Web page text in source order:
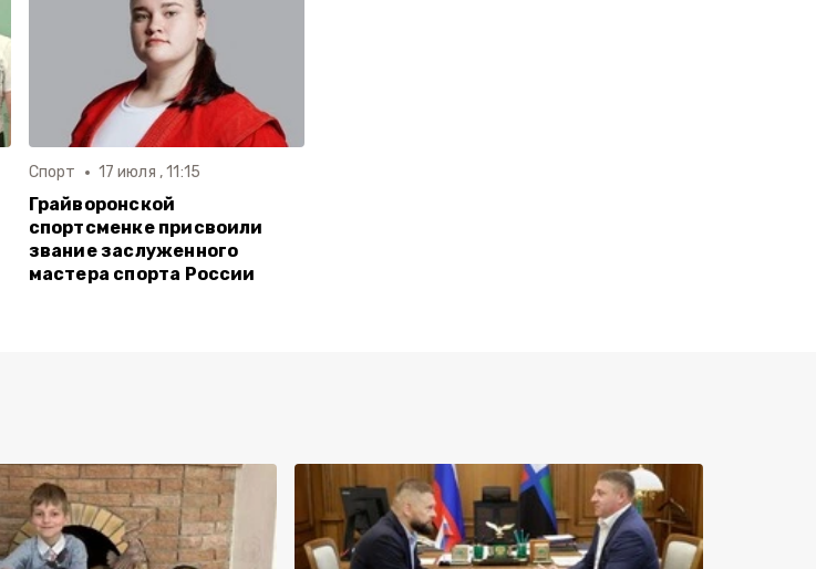
Спорт 17 июля , 11:15
Грайворонской
спортсменке присвоили
звание заслуженного
мастера спорта России